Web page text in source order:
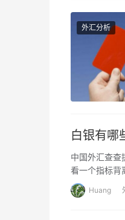
外汇分析
白银有哪
中国外汇查查
看一个指标背
Huang